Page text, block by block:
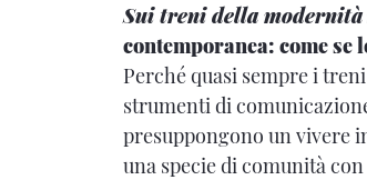
Sui treni della modernità
contemporanea: come se
Perché quasi sempre i
strumenti di
presuppongono un vivere
una specie di comunità